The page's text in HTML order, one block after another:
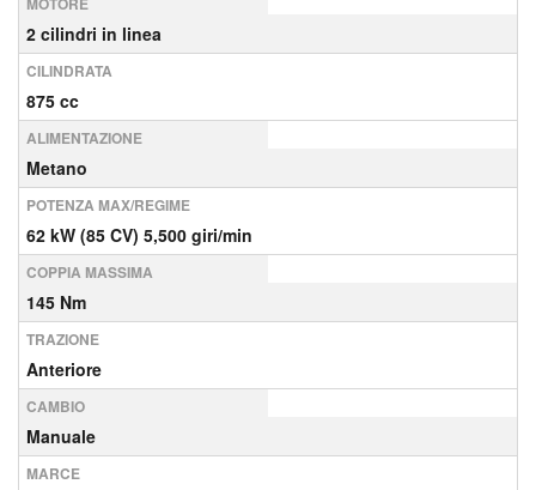
2 cilindri in linea
CILINDRATA
875 cc
ALIMENTAZIONE
Metano
POTENZA MAX/REGIME
62 kW (85 CV) 5,500 giri/min
COPPIA MASSIMA
145 Nm
TRAZIONE
Anteriore
CAMBIO
Manuale
MARCE